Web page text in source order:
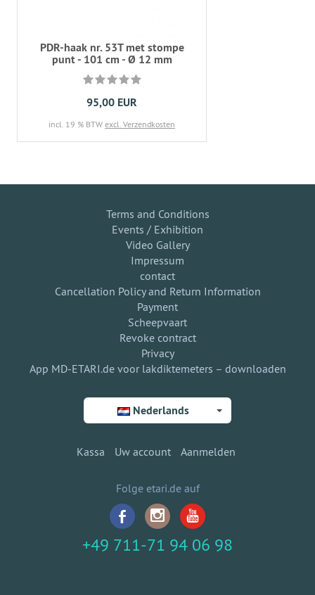
PDR-haak nr. 53T met stompe
punt - 101 cm - Ø 12 mm
95,00 EUR
incl. 19 % BTW excl. Verzendkosten
Terms and Conditions
Events / Exhibition
Video Gallery
Impressum
contact
Cancellation Policy and Return Information
Payment
Scheepvaart
Revoke contract
Privacy
App MD-ETARI.de voor lakdiktemeters – downloaden
Nederlands
Kassa Uw account Aanmelden
Folge etari.de auf
+49 711-71 94 06 98